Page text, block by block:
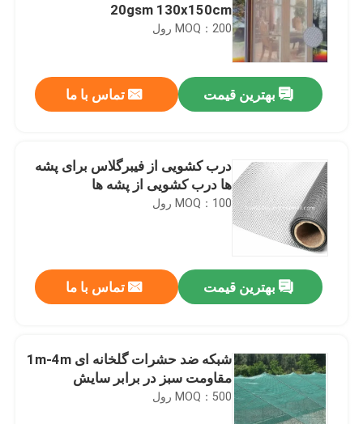
20gsm 130x150cm
MOQ：200 رول
بهترین قیمت تماس با ما
درب کشویی از فیبرگلاس برای پشه
ها درب کشویی از پشه ها
MOQ：100 رول
بهترین قیمت تماس با ما
شبکه ضد حشرات گلخانه ای 1m-4m
مقاومت سبز در برابر سایش
MOQ：500 رول